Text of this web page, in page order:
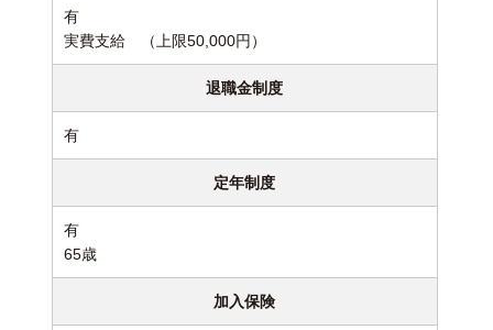
有
実費支給 （上限50,000円）
退職金制度
有
定年制度
有
65歳
加入保険